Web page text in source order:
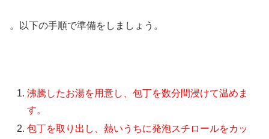
。以下の手順で準備をしましょう。
沸騰したお湯を用意し、包丁を数分間浸けて温めま
す。
包丁を取り出し、熱いうちに発泡スチロールをカッ